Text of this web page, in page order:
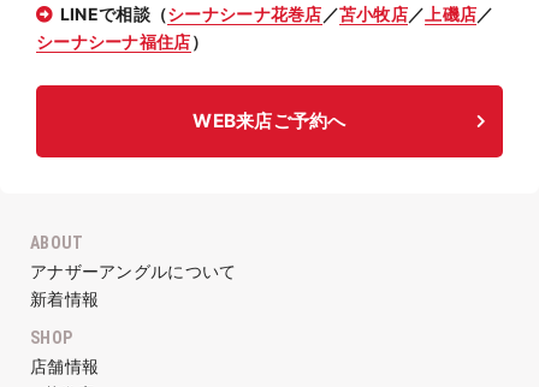
LINEで相談（シーナシーナ花巻店 ／苫小牧店／ 上磯店／
シーナシーナ福住店）
WEB来店ご予約へ
ABOUT
アナザーアングルについて
新着情報
SHOP
店舗情報